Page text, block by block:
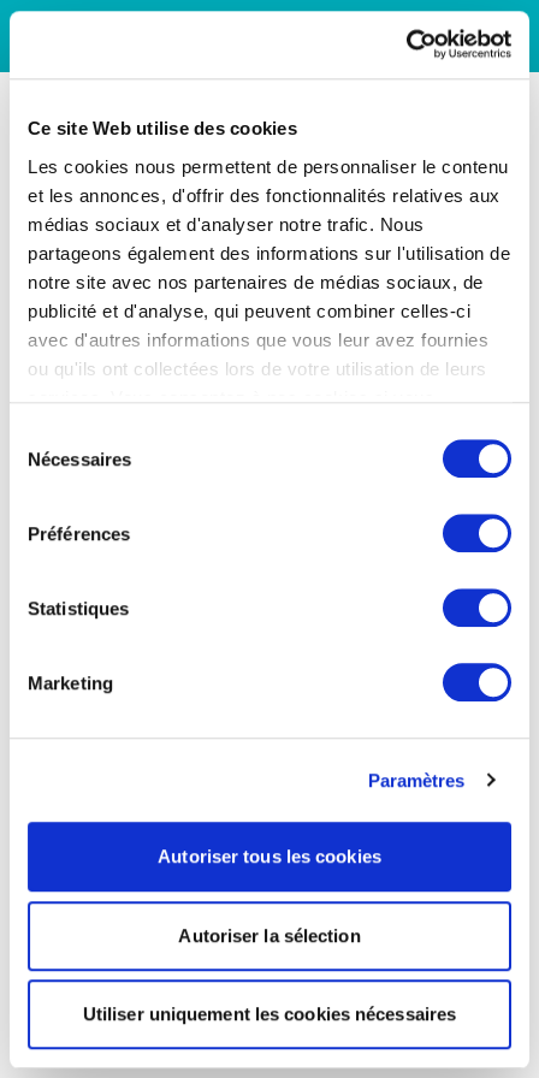
Ce site Web utilise des cookies
Les cookies nous permettent de personnaliser le contenu
et les annonces, d'offrir des fonctionnalités relatives aux
médias sociaux et d'analyser notre trafic. Nous
partageons également des informations sur l'utilisation de
notre site avec nos partenaires de médias sociaux, de
publicité et d'analyse, qui peuvent combiner celles-ci
avec d'autres informations que vous leur avez fournies
ou qu'ils ont collectées lors de votre utilisation de leurs
Nécessaires
Préférences
Statistiques
Marketing
Paramètres
Autoriser tous les cookies
Autoriser la sélection
Utiliser uniquement les cookies nécessaires